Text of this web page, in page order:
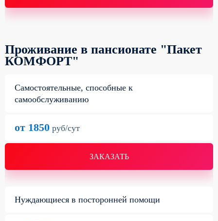
Проживание в пансионате "Пакет
КОМФОРТ"
Самостоятельные, способные к
самообслуживанию
ЗАКАЗАТЬ
от 1850 руб/сут
Нуждающиеся в посторонней помощи